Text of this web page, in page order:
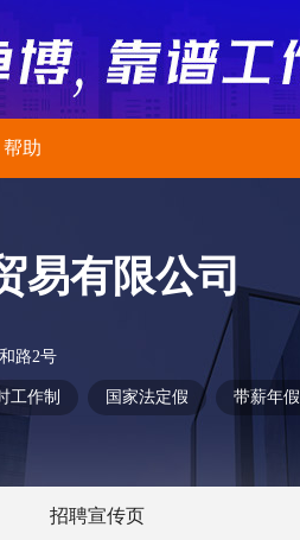
帮助
易有限公司
路2号
工作制 国家法定假 带薪年假
招聘宣传页